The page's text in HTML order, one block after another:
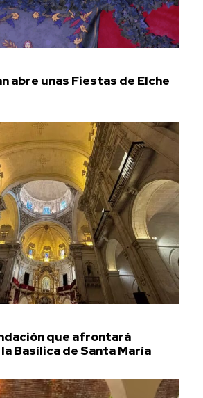
abre unas Fiestas de Elche
que afrontará
Basílica de Santa María